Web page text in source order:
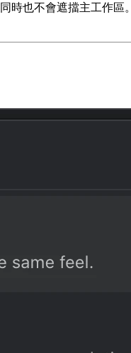
時也不會遮擋主工作區。